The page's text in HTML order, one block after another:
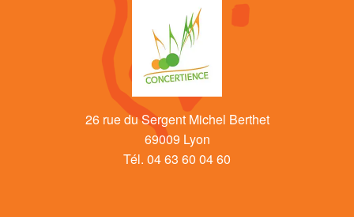
26 rue du Sergent Michel Berthet
69009 Lyon
Tél. 04 63 60 04 60